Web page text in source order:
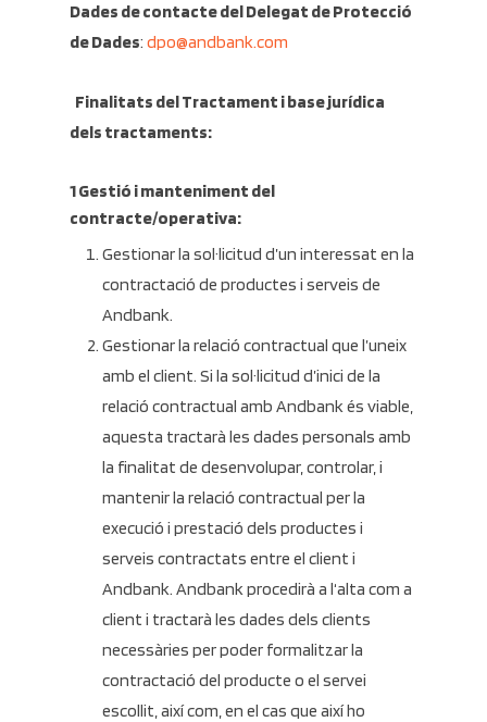
Dades de contacte del Delegat de Protecció
de Dades: dpo@andbank.com
Finalitats del Tractament i base jurídica
dels tractaments:
1 Gestió i manteniment del
contracte/operativa:
Gestionar la sol·licitud d’un interessat en la
contractació de productes i serveis de
Andbank.
Gestionar la relació contractual que l’uneix
amb el client. Si la sol·licitud d’inici de la
relació contractual amb Andbank és viable,
aquesta tractarà les dades personals amb
la finalitat de desenvolupar, controlar, i
mantenir la relació contractual per la
execució i prestació dels productes i
serveis contractats entre el client i
Andbank. Andbank procedirà a l‘alta com a
client i tractarà les dades dels clients
necessàries per poder formalitzar la
contractació del producte o el servei
escollit, així com, en el cas que així ho